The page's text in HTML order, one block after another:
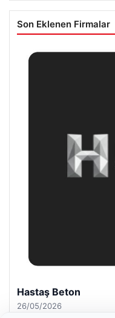
Son Eklenen Firmalar
Hastaş Beton
26/05/2026